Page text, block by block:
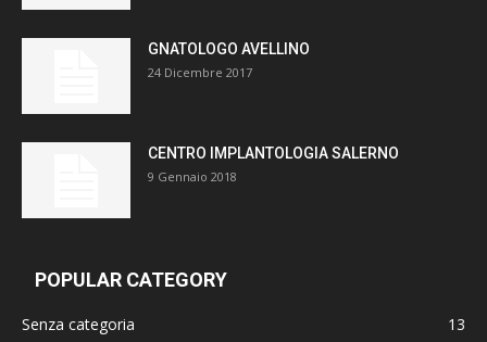
GNATOLOGO AVELLINO
24 Dicembre 2017
CENTRO IMPLANTOLOGIA SALERNO
9 Gennaio 2018
POPULAR CATEGORY
Senza categoria
13